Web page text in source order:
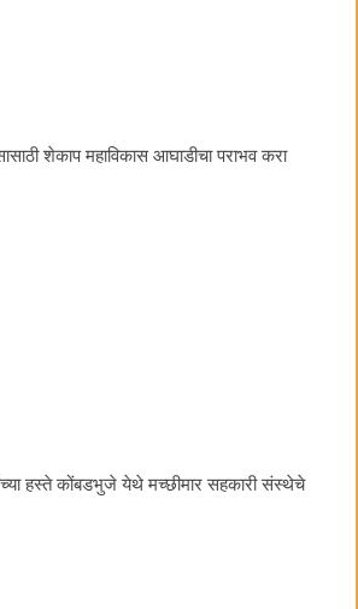
शेकाप महाविकास आघाडीचा पराभव करा
हस्ते कोंबडभुजे येथे मच्छीमार सहकारी संस्थेचे